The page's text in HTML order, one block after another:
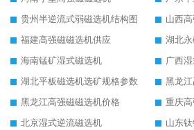
贵州半逆流式弱磁选机结构图
山西
福建高强磁磁选机供应
湖北
海南锰矿湿式磁选机
广西
湖北平板磁选机选矿规格参数
黑龙
黑龙江高强磁磁选机价格
重庆
北京湿式逆流磁选机
山东